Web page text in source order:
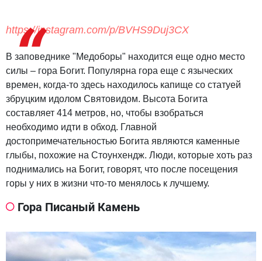
https://instagram.com/p/BVHS9Duj3CX
В заповеднике "Медоборы" находится еще одно место
силы – гора Богит. Популярна гора еще с языческих
времен, когда-то здесь находилось капище со статуей
збруцким идолом Святовидом. Высота Богита
составляет 414 метров, но, чтобы взобраться
необходимо идти в обход. Главной
достопримечательностью Богита являются каменные
глыбы, похожие на Стоунхендж. Люди, которые хоть раз
поднимались на Богит, говорят, что после посещения
горы у них в жизни что-то менялось к лучшему.
Гора Писаный Камень